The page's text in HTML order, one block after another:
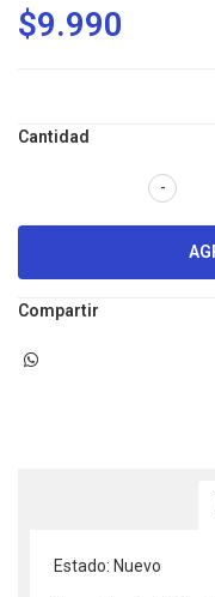
$9.990
Cantidad
-
Compartir
Estado: Nuevo